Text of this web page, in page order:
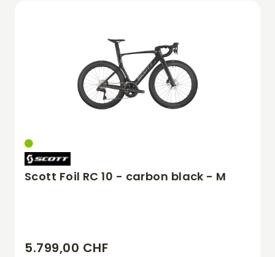
Scott Foil RC 10 - carbon black - M
5.799,00 CHF